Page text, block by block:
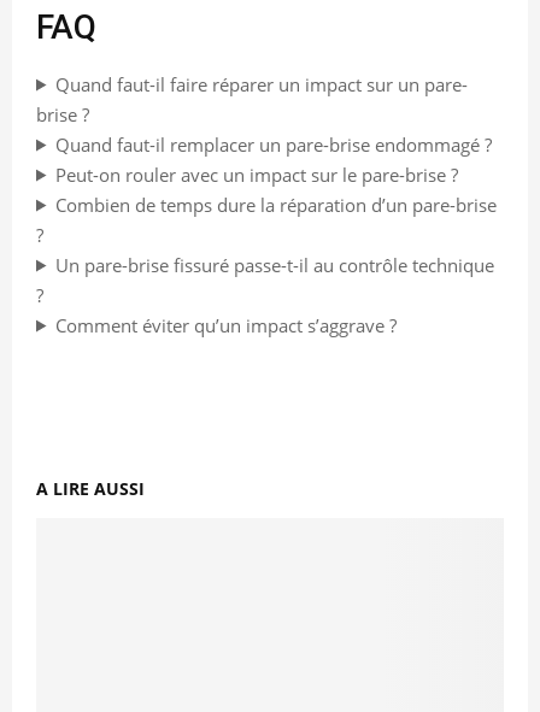
FAQ
Quand faut-il faire réparer un impact sur un pare-
brise ?
Quand faut-il remplacer un pare-brise endommagé ?
Peut-on rouler avec un impact sur le pare-brise ?
Combien de temps dure la réparation d’un pare-brise
?
Un pare-brise fissuré passe-t-il au contrôle technique
?
Comment éviter qu’un impact s’aggrave ?
A LIRE AUSSI